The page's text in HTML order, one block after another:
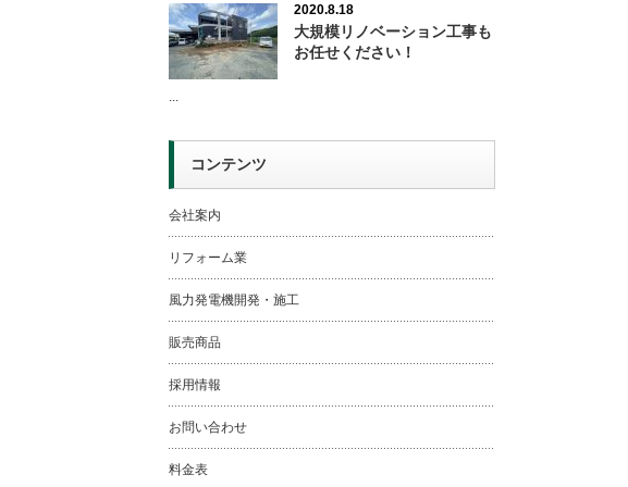
2020.8.18
大規模リノベーション工事も
お任せください！
...
コンテンツ
会社案内
リフォーム業
風力発電機開発・施工
販売商品
採用情報
お問い合わせ
料金表